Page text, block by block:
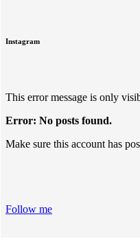
Instagram
This error message is only
Error: No posts found.
Make sure this account has
Follow me